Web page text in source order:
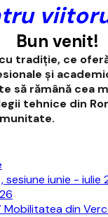
Bun venit!
tradiție, ce
și
să rămână
tehnice din
iunie - iulie
din